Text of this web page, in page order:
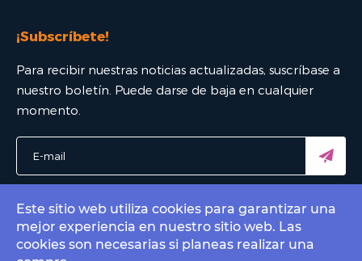
¡Subscríbete!
Para recibir nuestras noticias actualizadas, suscríbase a
nuestro boletín. Puede darse de baja en cualquier
momento.
© 2022 Bitcoin Mexico - El mejor portal Bitcoin. All rights
Este sitio web utiliza cookies para garantizar una
mejor experiencia en nuestro sitio web. Las
cookies son necesarias si planeas realizar una